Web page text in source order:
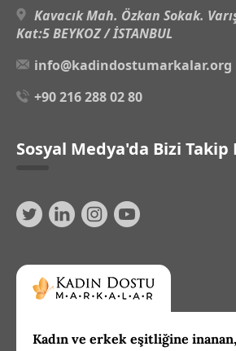
Kavacık Mah. Özkan Sokak.
Kat:5 BEYKOZ / İSTANBUL
info@kadindostumarkalar.org
+90 216 288 02 80
Sosyal Medya'da Bizi Takip
Kadın ve erkek eşitliğine inanan,